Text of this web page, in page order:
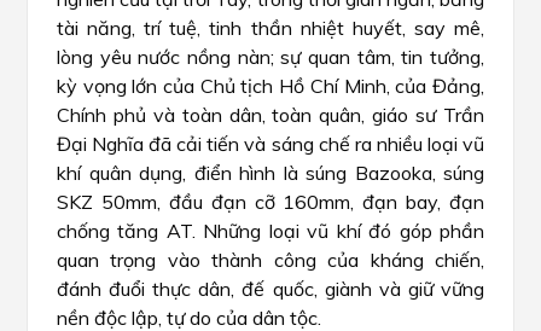
tài năng, trí tuệ, tinh thần nhiệt huyết, say mê,
lòng yêu nước nồng nàn; sự quan tâm, tin tưởng,
kỳ vọng lớn của Chủ tịch Hồ Chí Minh, của Đảng,
Chính phủ và toàn dân, toàn quân, giáo sư Trần
Đại Nghĩa đã cải tiến và sáng chế ra nhiều loại vũ
khí quân dụng, điển hình là súng Bazooka, súng
SKZ 50mm, đầu đạn cỡ 160mm, đạn bay, đạn
chống tăng AT. Những loại vũ khí đó góp phần
quan trọng vào thành công của kháng chiến,
đánh đuổi thực dân, đế quốc, giành và giữ vững
nền độc lập, tự do của dân tộc.